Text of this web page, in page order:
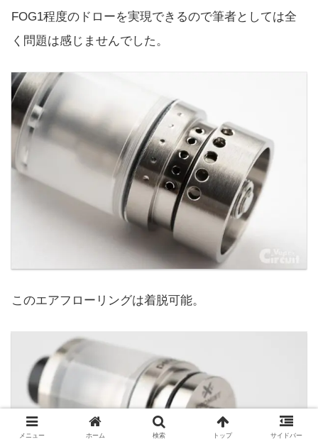
FOG1程度のドローを実現できるので筆者としては全
く問題は感じませんでした。
このエアフローリングは着脱可能。
メニュー ホーム 検索 トップ サイドバー